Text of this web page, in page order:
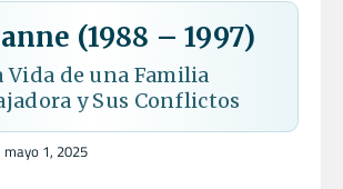
(1988 – 1997)
Vida de una Familia
y Sus Conflictos
mayo 1, 2025